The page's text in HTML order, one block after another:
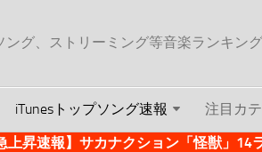
ング、ストリーミング等音楽ランキン
iTunesトップソング速報 注目カ
上昇速報】サカナクション「怪獣」